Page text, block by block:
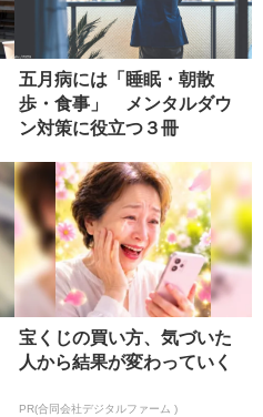
五月病には「睡眠・朝散
歩・食事」 メンタルダウ
ン対策に役立つ３冊
宝くじの買い方、気づいた
人から結果が変わっていく
PR(合同会社デジタルファーム )